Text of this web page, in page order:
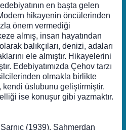
en başta gelen
hikayenin öncülerinden
önem vermediği
almış, insan hayatından
balıkçıları, denizi, adaları
ele almıştır. Hikayelerini
Edebiyatımızda Çehov tarzı
olmakla birlikte
kendi üslubunu geliştirmiştir.
ise konuşur gibi yazmaktır.
(1939), Şahmerdan